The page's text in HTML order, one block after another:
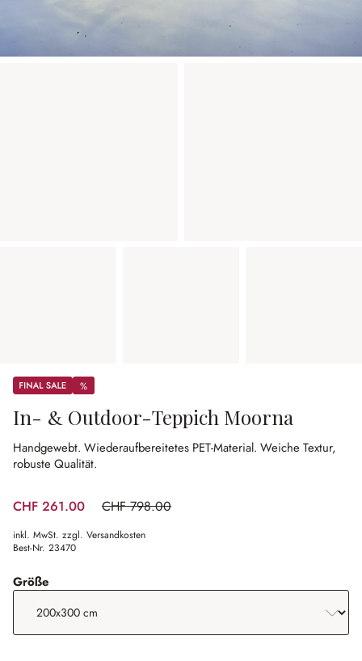
Sale %
%
In- & Outdoor-Teppich Moorna
Handgewebt. Wiederaufbereitetes PET-Material. Weiche Textur,
robuste Qualität.
CHF 261.00 CHF 798.00
(67.29% gespart)
inkl. MwSt. zzgl. Versandkosten
Best-Nr. 23470
Größe